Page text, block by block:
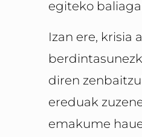
egiteko
Izan ere, krisia
diren
ereduak
emakume